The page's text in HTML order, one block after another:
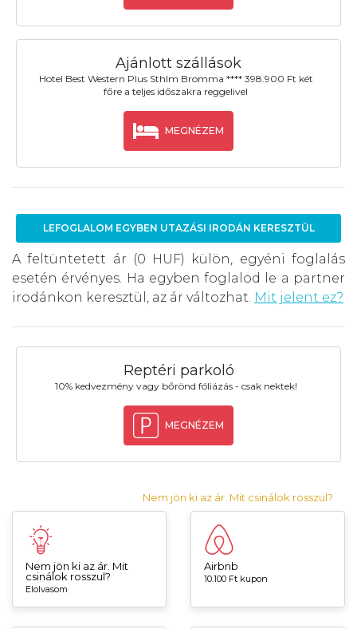
Ajánlott szállások
Hotel Best Western Plus Sthlm Bromma **** 398.900 Ft két
főre a teljes időszakra reggelivel
MEGNÉZEM
LEFOGLALOM EGYBEN UTAZÁSI IRODÁN KERESZTÜL
A feltüntetett ár (0 HUF) külön, egyéni foglalás
esetén érvényes. Ha egyben foglalod le a partner
irodánkon keresztül, az ár változhat. Mit jelent ez?
Reptéri parkoló
10% kedvezmény vagy bőrönd fóliázás - csak nektek!
MEGNÉZEM
Nem jön ki az ár. Mit csinálok rosszul?
Nem jön ki az ár. Mit
csinálok rosszul?
Elolvasom
Airbnb
10.100 Ft kupon